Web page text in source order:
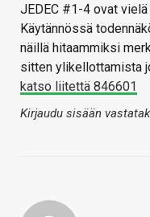
JEDEC #1-4 ovat
Käytännössä
näillä hitaammiksi
sitten ylikellottamista
katso liitettä 846601
Kirjaudu sisään